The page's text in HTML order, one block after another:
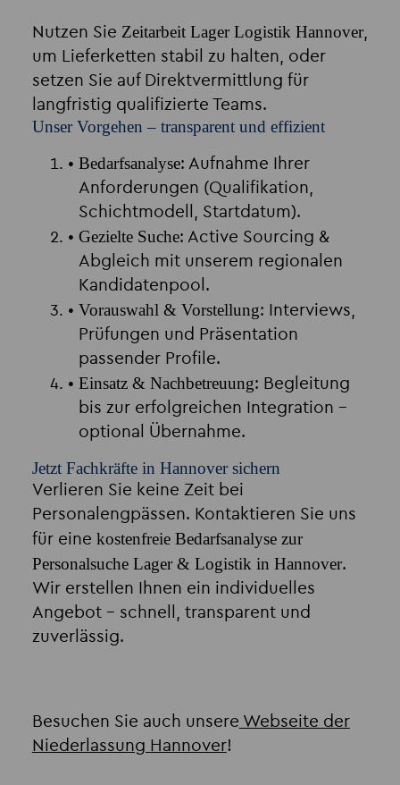
Nutzen Sie Zeitarbeit Lager Logistik Hannover,
um Lieferketten stabil zu halten, oder
setzen Sie auf Direktvermittlung für
langfristig qualifizierte Teams.
Unser Vorgehen – transparent und effizient
Bedarfsanalyse: Aufnahme Ihrer
Anforderungen (Qualifikation,
Schichtmodell, Startdatum).
Gezielte Suche: Active Sourcing &
Abgleich mit unserem regionalen
Kandidatenpool.
Vorauswahl & Vorstellung: Interviews,
Prüfungen und Präsentation
passender Profile.
Einsatz & Nachbetreuung: Begleitung
bis zur erfolgreichen Integration –
optional Übernahme.
Jetzt Fachkräfte in Hannover sichern
Verlieren Sie keine Zeit bei
Personalengpässen. Kontaktieren Sie uns
für eine kostenfreie Bedarfsanalyse zur
Personalsuche Lager & Logistik in Hannover.
Wir erstellen Ihnen ein individuelles
Angebot – schnell, transparent und
zuverlässig.
Besuchen Sie auch unsere Webseite der
Niederlassung Hannover!